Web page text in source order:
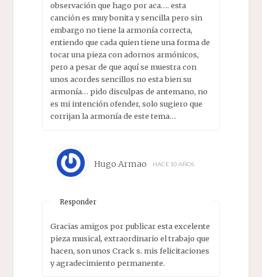
observación que hago por aca…. esta
canción es muy bonita y sencilla pero sin
embargo no tiene la armonía correcta,
entiendo que cada quien tiene una forma de
tocar una pieza con adornos armónicos,
pero a pesar de que aquí se muestra con
unos acordes sencillos no esta bien su
armonía… pido disculpas de antemano, no
es mi intención ofender, solo sugiero que
corrijan la armonía de este tema…
Hugo Armao HACE 10 AÑOS
Responder
Gracias amigos por publicar esta excelente
pieza musical, extraordinario el trabajo que
hacen, son unos Crack s. mis felicitaciones
y agradecimiento permanente.